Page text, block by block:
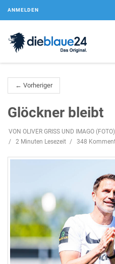
ANMELDEN
← Vorheriger
Glöckner bleibt
VON OLIVER GRISS UND IMAGO (FOTO)
2 Minuten Lesezeit
348